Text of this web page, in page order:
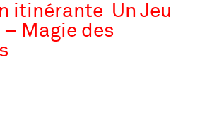
itinérante Un Jeu
– Magie des